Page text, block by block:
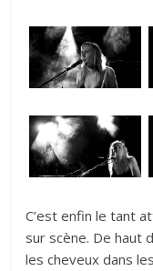
C’est enfin le tant
sur scène. De haut
les cheveux dans